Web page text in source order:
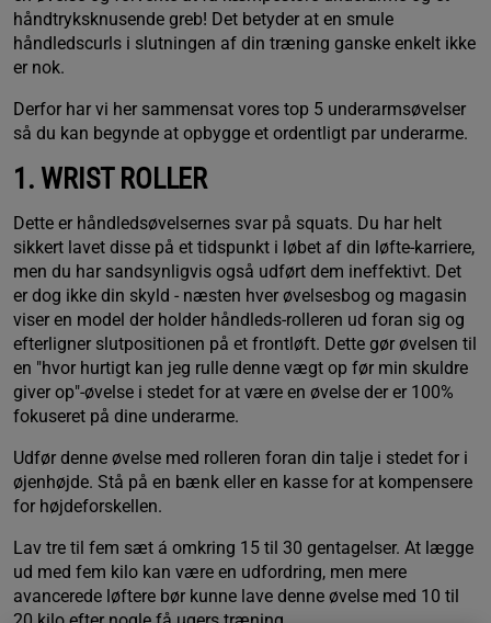
håndtryksknusende greb! Det betyder at en smule
håndledscurls i slutningen af din træning ganske enkelt ikke
er nok.
Derfor har vi her sammensat vores top 5 underarmsøvelser
så du kan begynde at opbygge et ordentligt par underarme.
1. WRIST ROLLER
Dette er håndledsøvelsernes svar på squats. Du har helt
sikkert lavet disse på et tidspunkt i løbet af din løfte-karriere,
men du har sandsynligvis også udført dem ineffektivt. Det
er dog ikke din skyld - næsten hver øvelsesbog og magasin
viser en model der holder håndleds-rolleren ud foran sig og
efterligner slutpositionen på et frontløft. Dette gør øvelsen til
en "hvor hurtigt kan jeg rulle denne vægt op før min skuldre
giver op"-øvelse i stedet for at være en øvelse der er 100%
fokuseret på dine underarme.
Udfør denne øvelse med rolleren foran din talje i stedet for i
øjenhøjde. Stå på en bænk eller en kasse for at kompensere
for højdeforskellen.
Lav tre til fem sæt á omkring 15 til 30 gentagelser. At lægge
ud med fem kilo kan være en udfordring, men mere
avancerede løftere bør kunne lave denne øvelse med 10 til